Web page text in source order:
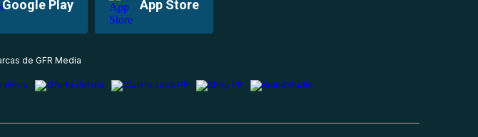
Google Play App Store
de GFR Media